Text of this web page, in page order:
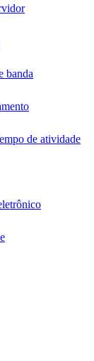
banda
de atividade